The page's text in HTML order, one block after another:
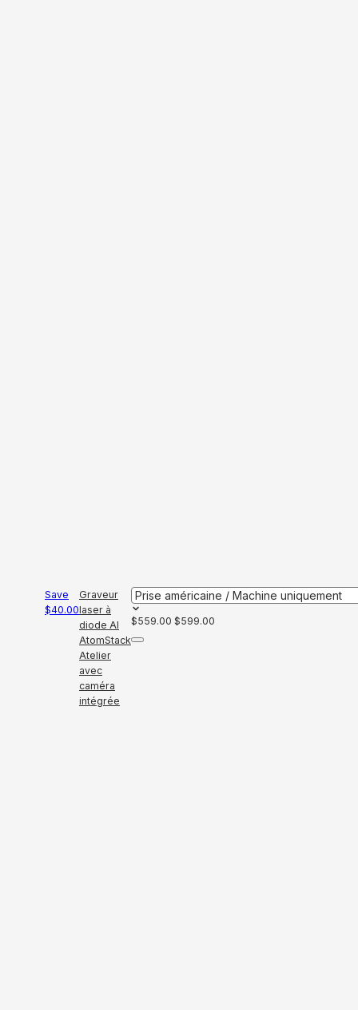
Save
$40.00
Graveur
laser à
diode AI
AtomStack
Atelier
avec
caméra
intégrée
$559.00 $599.00